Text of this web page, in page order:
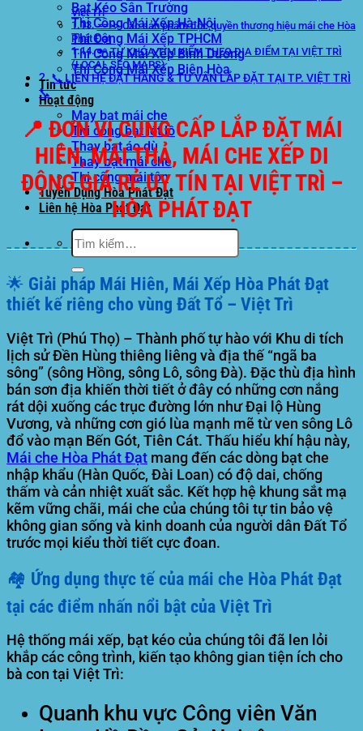
Bạt Kéo Sân Trường
Thi Công Mái Xếp Hà Nội
Thi Công Mái Xếp TPHCM
Thi Công Mái Xếp Bình Dương
Thi Công Mái Xếp Biên Hòa
Tin tức
Hoạt động
May bạt mái che
Thi công bạt lót lồ
Thay bạt áo dù
Thay bạt mái che
Thi công mái tôn
Tuyển Dụng Hòa Phát Đạt
Liên hệ Hòa Phát Đạt
Tìm
kiếm:
Việt Trì
==>> Các sản phẩm độc quyền thương hiệu mái che Hòa
Phát Đạt
🔑 TỪ KHÓA TÌM KIẾM THEO ĐỊA ĐIỂM TẠI VIỆT TRÌ
(LOCAL SEO MAPS)
📞 LIÊN HỆ ĐẶT HÀNG & TƯ VẤN LẮP ĐẶT TẠI TP. VIỆT TRÌ
📞
📍 ĐƠN VỊ CUNG CẤP LẮP ĐẶT MÁI
HIÊN, MÁI THẢ, MÁI CHE XẾP DI
ĐỘNG GIÁ RẺ UY TÍN TẠI VIỆT TRÌ –
HÒA PHÁT ĐẠT
🌟 Giải pháp Mái Hiên, Mái Xếp Hòa Phát Đạt
thiết kế riêng cho vùng Đất Tổ – Việt Trì
Việt Trì (Phú Thọ) – Thành phố tự hào với Khu di tích
lịch sử Đền Hùng thiêng liêng và địa thế “ngã ba
sông” (sông Hồng, sông Lô, sông Đà). Đặc thù địa hình
bán sơn địa khiến thời tiết ở đây có những cơn nắng
rát dội xuống các trục đường lớn như Đại lộ Hùng
Vương, và những cơn gió lùa mạnh mẽ từ ven sông Lô
đổ vào mạn Bến Gót, Tiên Cát. Thấu hiểu khí hậu này,
Mái che Hòa Phát Đạt mang đến các dòng bạt che
nhập khẩu (Hàn Quốc, Đài Loan) có độ dai, chống
thấm và cản nhiệt xuất sắc. Kết hợp hệ khung sắt mạ
kẽm vững chãi, mái che của chúng tôi tự tin bảo vệ
không gian sống và kinh doanh của người dân Đất Tổ
trước mọi kiểu thời tiết cực đoan.
🏘️ Ứng dụng thực tế của mái che Hòa Phát Đạt
tại các điểm nhấn nổi bật của Việt Trì
Hệ thống mái xếp, bạt kéo của chúng tôi đã len lỏi
khắp các công trình, kiến tạo không gian tiện ích cho
bà con tại Việt Trì:
Quanh khu vực Công viên Văn